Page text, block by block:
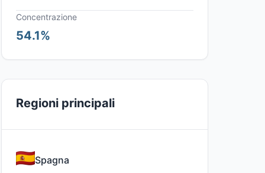
Concentrazione
54.1%
Regioni principali
Spagna